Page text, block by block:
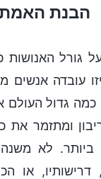
הבנת
גורל האנושות
עובדה אנשים
גדול העולם
ומתזמר את
ביותר. לא
או